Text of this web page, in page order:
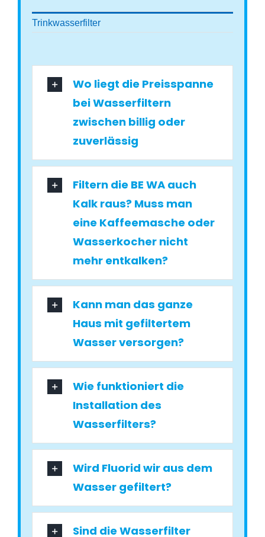
Trinkwasserfilter
Wo liegt die Preisspanne
bei Wasserfiltern
zwischen billig oder
zuverlässig
Filtern die BE WA auch
Kalk raus? Muss man
eine Kaffeemasche oder
Wasserkocher nicht
mehr entkalken?
Kann man das ganze
Haus mit gefiltertem
Wasser versorgen?
Wie funktioniert die
Installation des
Wasserfilters?
Wird Fluorid wir aus dem
Wasser gefiltert?
Sind die Wasserfilter